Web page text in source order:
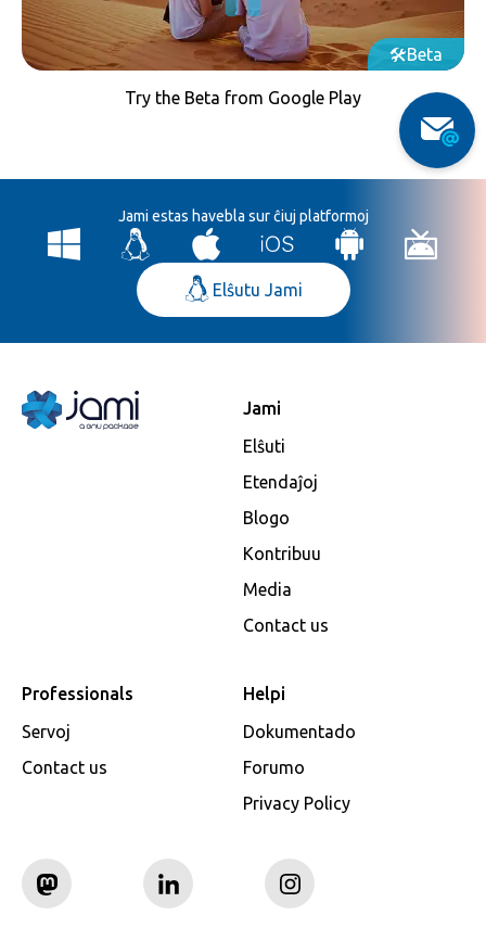
Try the Beta from Google Play
Beta
Jami estas havebla sur ĉiuj platformoj
Elŝutu Jami
Jami
Elŝuti
Etendaĵoj
Blogo
Kontribuu
Media
Contact us
Professionals
Servoj
Contact us
Helpi
Dokumentado
Forumo
Privacy Policy